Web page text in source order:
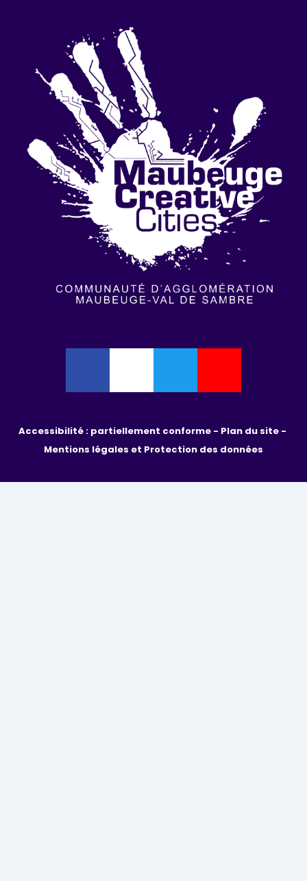
Accessibilité : partiellement conforme -
Mentions légales et Protection des données